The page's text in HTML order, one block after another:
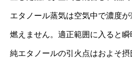
エタノール蒸気は空気中で濃度
燃えません。適正範囲に入ると瞬
純エタノールの引火点はおよそ